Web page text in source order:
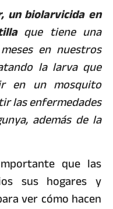
un biolarvicida en
que tiene una
en nuestros
la larva que
en un mosquito
las enfermedades
además de la
que las
sus hogares y
ver cómo hacen